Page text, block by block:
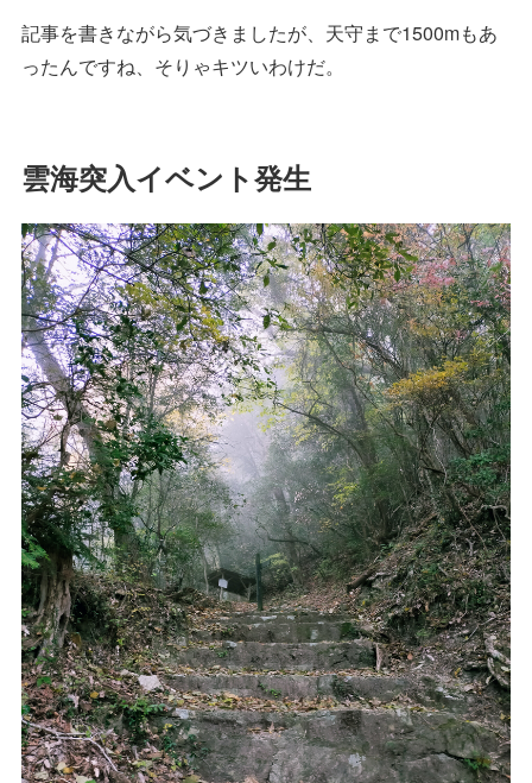
記事を書きながら気づきましたが、天守まで1500mもあ
ったんですね、そりゃキツいわけだ。
雲海突入イベント発生